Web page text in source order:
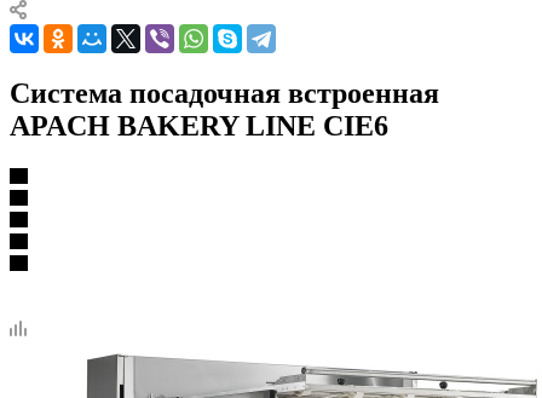
Система посадочная встроенная
APACH BAKERY LINE CIE6